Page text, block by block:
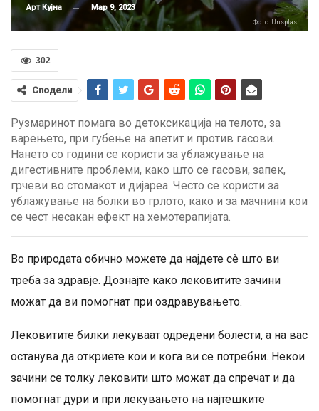
Арт Кујна Мар 9, 2023
Фото: Unsplash
302
Сподели
Рузмаринот помага во детоксикација на телото, за
варењето, при губење на апетит и против гасови.
Нането со години се користи за ублажување на
дигестивните проблеми, како што се гасови, запек,
грчеви во стомакот и дијареа. Често се користи за
ублажување на болки во грлото, како и за мачнини кои
се чест несакан ефект на хемотерапијата.
Во природата обично можете да најдете сѐ што ви
треба за здравје. Дознајте како лековитите зачини
можат да ви помогнат при оздравувањето.
Лековитите билки лекуваат одредени болести, а на вас
останува да откриете кои и кога ви се потребни. Некои
зачини се толку лековити што можат да спречат и да
помогнат дури и при лекувањето на најтешките